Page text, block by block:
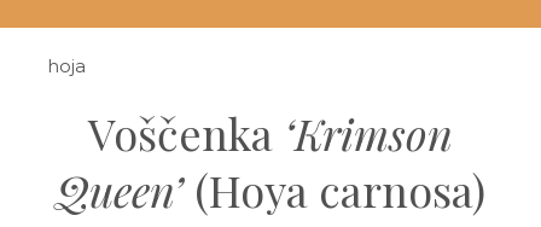
hoja
Voščenka ‘Krimson
Queen’(Hoya carnosa)